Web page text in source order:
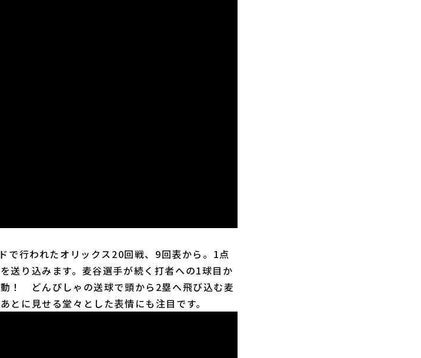
行われたオリックス20回戦、9回表から。1点
送り込みます。麦谷選手が続く打者への1球目か
！ どんぴしゃの送球で頭から2塁へ飛び込む麦
に見せる堂々とした表情にも注目です。